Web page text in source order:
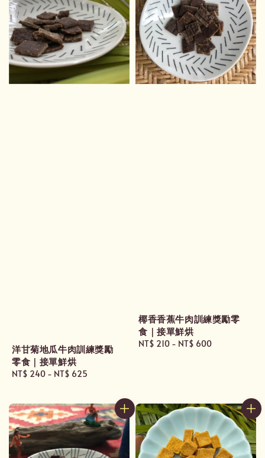
洋甘菊地瓜牛肉訓練獎勵
零食｜接單鮮烘
Regular
NT$ 240 - NT$ 625
椰香香蕉牛肉訓練獎勵零
食｜接單鮮烘
Regular
NT$ 210 - NT$ 600